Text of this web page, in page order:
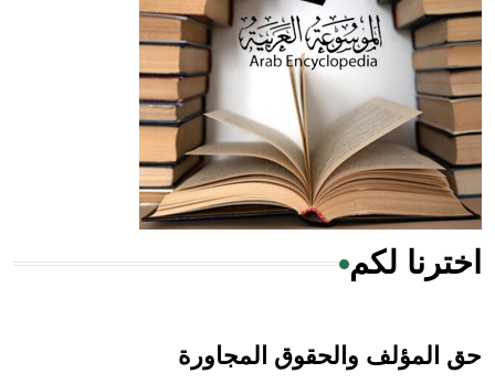
- هل تعلم أن المرجان إفراز حيواني يتكون في البحر ويتركب
من مادة كربونات الكلسيوم، وهو أحمر أو شديد الحمرة وهو
أجود أنواعه، ويمتاز بكبر الحجم ويسمى الش
هل تعلم أن الأبسيد كلمة فرنسية اللفظ تم اعتمادها مصطلحاً
اخترنا لكم
حق المؤلف والحقوق المجاورة